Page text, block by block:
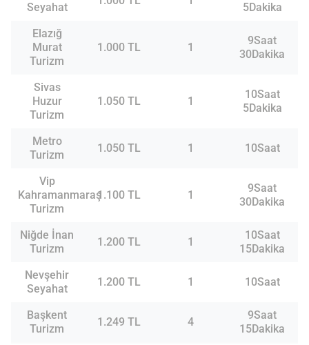
Seyahat
5Dakika
Elazığ
Murat
Turizm
1.000 TL 1
9Saat
30Dakika
Sivas
Huzur
Turizm
1.050 TL 1
10Saat
5Dakika
Metro
Turizm
1.050 TL 1 10Saat
Vip
Kahramanmaraş
Turizm
1.100 TL 1
9Saat
30Dakika
Niğde İnan
Turizm
1.200 TL 1
10Saat
15Dakika
Nevşehir
Seyahat
1.200 TL 1 10Saat
Başkent
Turizm
1.249 TL 4
9Saat
15Dakika